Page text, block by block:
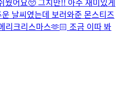
웠어요🥺 그치만!! 아주 재미있게
날씨였는데 보러와준 몬스티즈
리크리스마스🫶🏻 조금 이따 봐